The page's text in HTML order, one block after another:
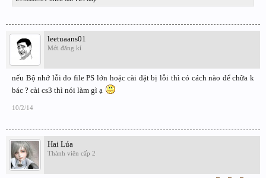
leetuaans01
Mới đăng kí
nếu Bộ nhớ lỗi do file PS lớn hoặc cài đặt bị lỗi thì có cách nào để chữa k
bác ? cài cs3 thì nói làm gì ạ
10/2/14
Hai Lúa
Thành viên cấp 2